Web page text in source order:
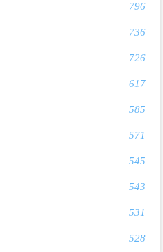
796
736
726
617
585
571
545
543
531
528